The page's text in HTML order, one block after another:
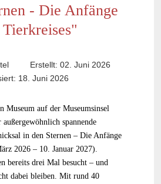
- Die Anfänge
Tierkreises"
Erstellt: 02. Juni 2026
18. Juni 2026
Museum auf der Museumsinsel
spannende
in den Sternen – Die Anfänge
2026 – 10. Januar 2027).
bereits drei Mal besucht – und
dabei bleiben. Mit rund 40